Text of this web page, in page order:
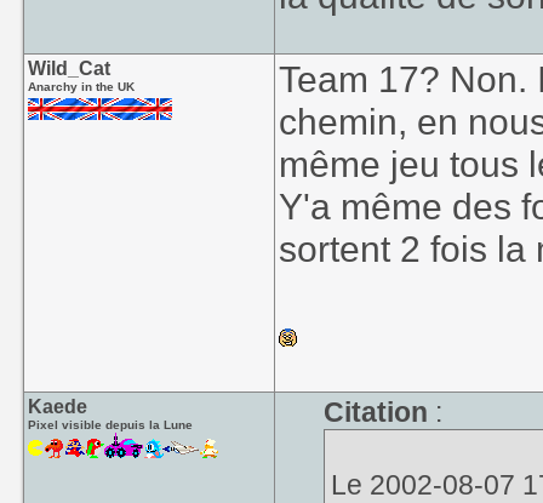
Wild_Cat
Anarchy in the UK
Team 17?
chemin, en
même jeu tous
Y'a même des
sortent 2 fois la
Kaede
Pixel visible depuis la Lune Citation :
Le 2002-08-07